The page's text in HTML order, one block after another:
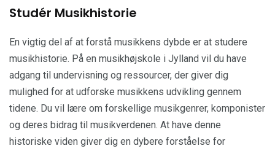
Studér Musikhistorie
En vigtig del af at forstå musikkens dybde er at studere
musikhistorie. På en musikhøjskole i Jylland vil du have
adgang til undervisning og ressourcer, der giver dig
mulighed for at udforske musikkens udvikling gennem
tidene. Du vil lære om forskellige musikgenrer, komponister
og deres bidrag til musikverdenen. At have denne
historiske viden giver dig en dybere forståelse for